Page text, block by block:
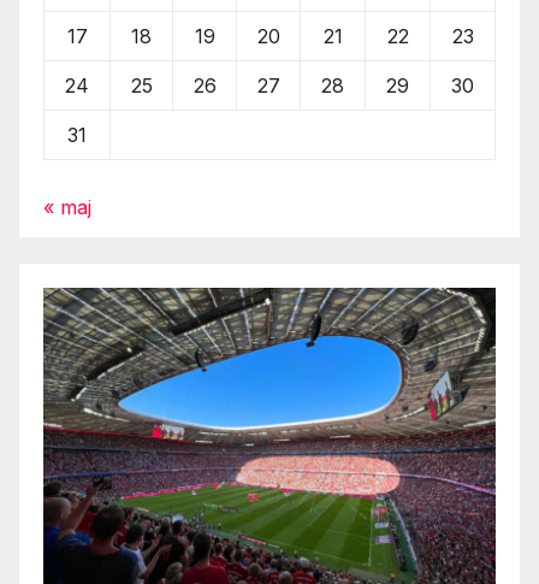
17 18 19 20 21 22 23
24 25 26 27 28 29 30
31
« maj